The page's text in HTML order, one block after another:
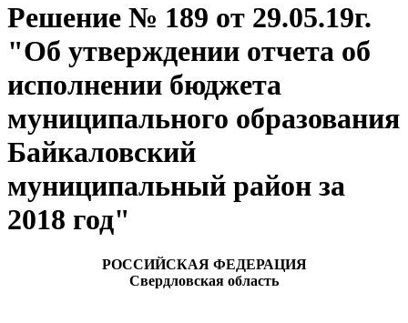
Решение № 189 от 29.05.19г.
"Об утверждении отчета об
исполнении бюджета
муниципального образования
Байкаловский
муниципальный район за
2018 год"
РОССИЙСКАЯ ФЕДЕРАЦИЯ
Свердловская область